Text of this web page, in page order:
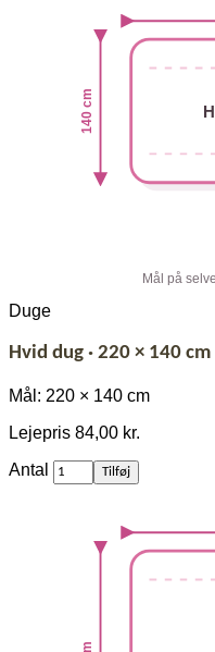
140 cm
Mål på
Duge
Hvid dug · 220 × 140 cm
Mål: 220 × 140 cm
Lejepris 84,00 kr.
Antal
af
Hvid
Tilføj